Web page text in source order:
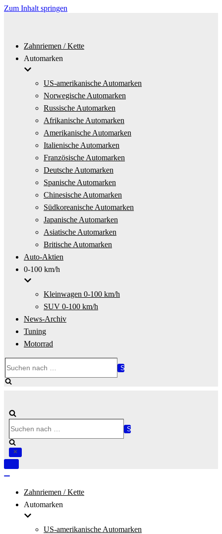
Zum Inhalt springen
Zahnriemen / Kette
Automarken
US-amerikanische Automarken
Norwegische Automarken
Russische Automarken
Afrikanische Automarken
Amerikanische Automarken
Italienische Automarken
Französische Automarken
Deutsche Automarken
Spanische Automarken
Chinesische Automarken
Südkoreanische Automarken
Japanische Automarken
Asiatische Automarken
Britische Automarken
Auto-Aktien
0-100 km/h
Kleinwagen 0-100 km/h
SUV 0-100 km/h
News-Archiv
Tuning
Motorrad
nach …
nach …
Navigation
Zahnriemen / Kette
Automarken
US-amerikanische Automarken